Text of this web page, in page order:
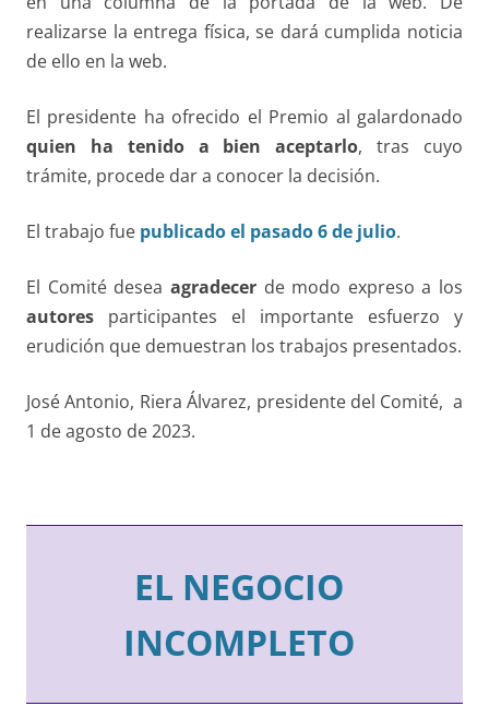
realizarse la entrega física, se dará cumplida noticia
de ello en la web.
El presidente ha ofrecido el Premio al galardonado
quien ha tenido a bien aceptarlo, tras cuyo
trámite, procede dar a conocer la decisión.
El trabajo fue publicado el pasado 6 de julio.
El Comité desea agradecerde modo expreso a los
autores participantes el importante esfuerzo y
erudición que demuestran los trabajos presentados.
José Antonio, Riera Álvarez, presidente del Comité, a
1 de agosto de 2023.
EL NEGOCIO
INCOMPLETO